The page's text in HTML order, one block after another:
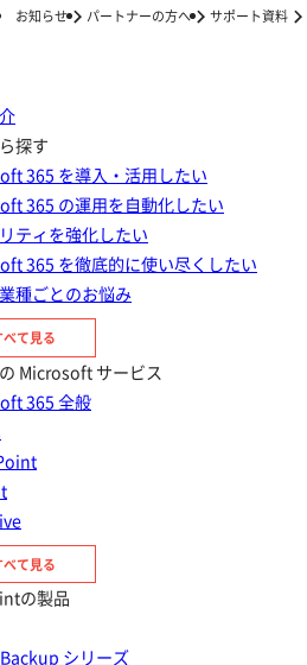
お知らせ パートナーの方へ サポート資料
探す
365 を導入・活用したい
365 の運用を自動化したい
ティを強化したい
365 を徹底的に使い尽くしたい
種ごとのお悩み
べて見る
Microsoft サービス
365 全般
べて見る
の製品
シリーズ
いてみた】7つの
底比較！自社には
日